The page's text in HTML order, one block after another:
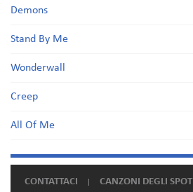
Demons
Stand By Me
Wonderwall
Creep
All Of Me
CONTATTACI
CANZONI DEGLI SPOT